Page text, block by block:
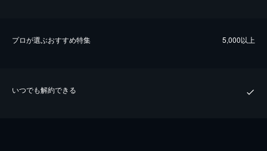
プロが選ぶおすすめ特集 5,000以上
いつでも解約できる